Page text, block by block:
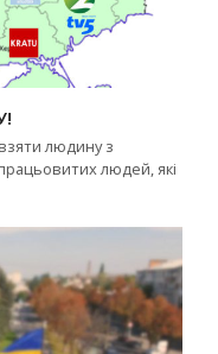
взяти людину з
людей, які